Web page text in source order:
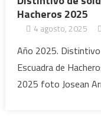
Hacheros 2025
4 agosto, 2025
Año 2025. Distintivo
Escuadra de
2025 foto Josean